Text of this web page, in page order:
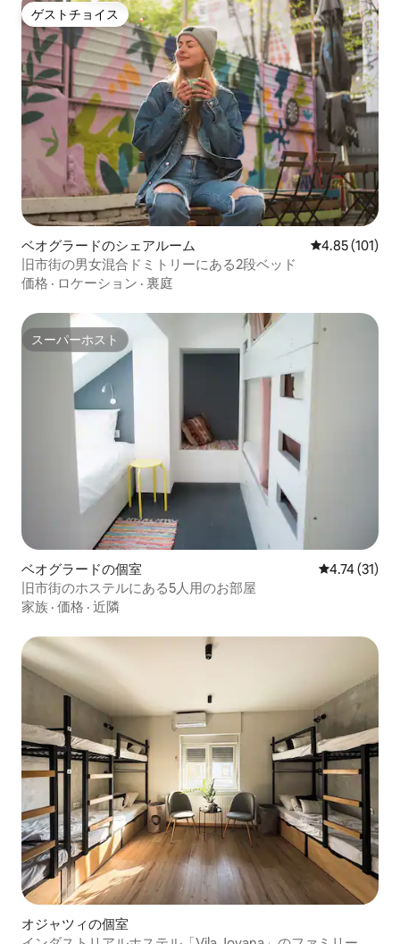
ゲストチョイス
ゲストチョイス
ベオグラードのシェアルーム レビュー101
4.85 (101)
旧市街の男女混合ドミトリーにある2段ベッド
価格 · ロケーション · 裏庭
スーパーホスト
スーパーホスト
ベオグラードの個室 レビュー31
4.74 (31)
旧市街のホステルにある5人用のお部屋
家族 · 価格 · 近隣
オジャツィの個室